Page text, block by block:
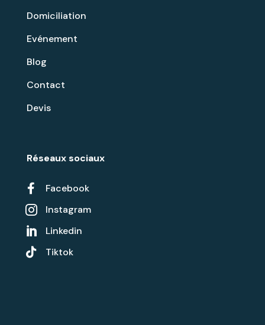
Réseaux sociaux
 Facebook
 Instagram

Linkedin

Tiktok
Domiciliation
Evénement
Blog
Contact
Devis